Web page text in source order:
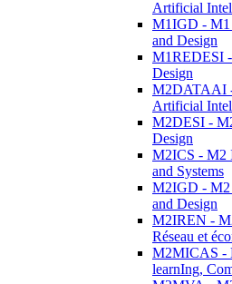
Artificial
M1IGD - M1
and Design
M1REDESI
Design
M2DATAAI
Artificial
M2DESI -
Design
M2ICS - M2
and Systems
M2IGD - M2
and Design
M2IREN -
Réseau et
M2MICAS -
learnIng,